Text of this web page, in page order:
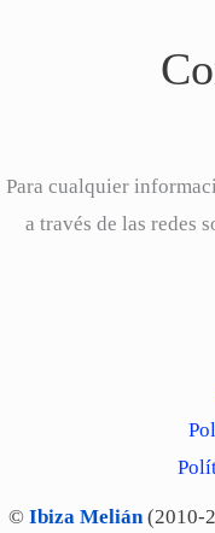
Para cualquier
a través de las redes
© Ibiza Melián (2010-